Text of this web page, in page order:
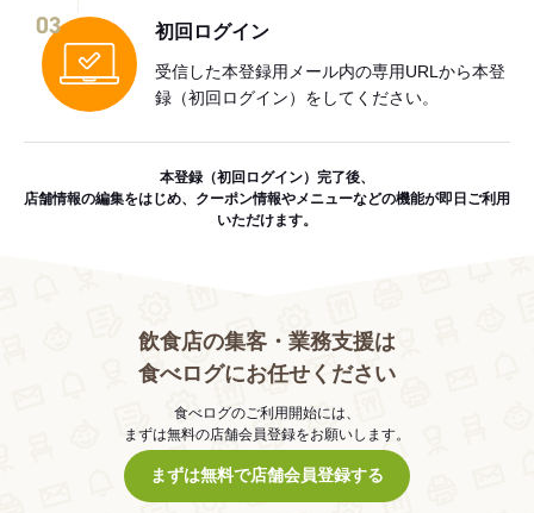
03 初回ログイン
受信した本登録用メール内の専用URLから本登
録（初回ログイン）をしてください。
本登録（初回ログイン）完了後、
店舗情報の編集をはじめ、クーポン情報やメニューなどの機能が即日ご利用
いただけます。
飲食店の集客・業務支援は
食べログにお任せください
食べログのご利用開始には、
まずは無料の店舗会員登録をお願いします。
まずは無料で店舗会員登録する